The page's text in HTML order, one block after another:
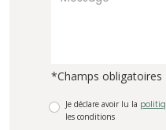
*Champs obligatoires
Je déclare avoir lu la
les conditions